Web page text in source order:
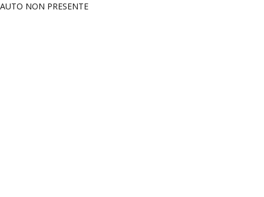
AUTO NON PRESENTE